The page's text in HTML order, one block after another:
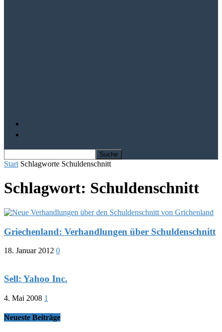
Start Schlagworte Schuldenschnitt
Schlagwort: Schuldenschnitt
Griechenland: Verhandlungen über Schuldenschnitt
18. Januar 2012 0
Sell: Yahoo Inc.
4. Mai 2008 1
Neueste Beiträge